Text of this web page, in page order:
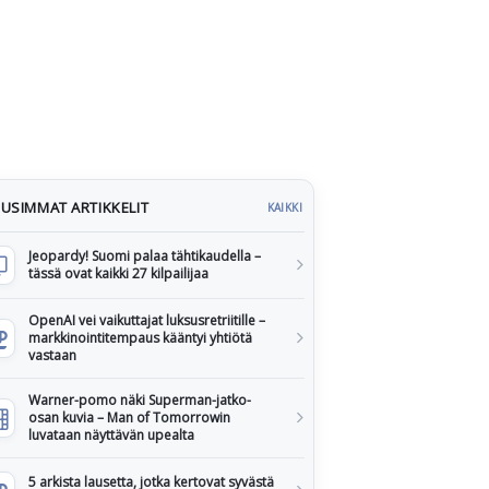
ARTIKKELIT KAIKKI
Jeopardy! Suomi palaa tähtikaudella –
tässä ovat kaikki 27 kilpailijaa
OpenAI vei vaikuttajat luksusretriitille –
markkinointitempaus kääntyi yhtiötä
vastaan
Warner-pomo näki Superman-jatko-
osan kuvia – Man of Tomorrowin
luvataan näyttävän upealta
5 arkista lausetta, jotka kertovat syvästä